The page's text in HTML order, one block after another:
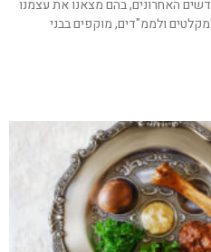
האחרונים, בהם מצאנו את עצמנו
ולממ"דים, מוקפים בבני